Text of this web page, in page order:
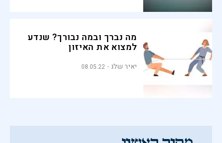
מה נברך ובמה נבורך? שנדע
למצוא את האיזון
יאיר שלג 08.05.22